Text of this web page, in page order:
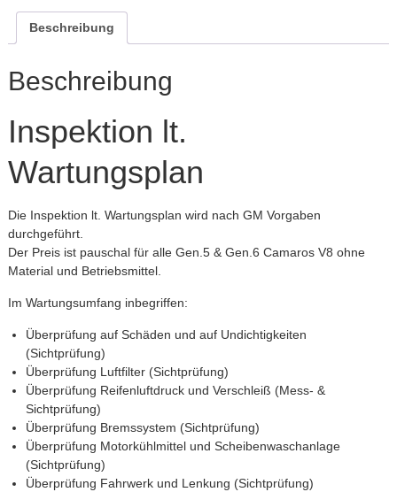
Camaro-
Tuning.com
/
Tuning
simply
best!
Beschreibung
Beschreibung
Inspektion lt.
Wartungsplan
Die Inspektion lt. Wartungsplan wird nach GM Vorgaben
durchgeführt.
Der Preis ist pauschal für alle Gen.5 & Gen.6 Camaros V8 ohne
Material und Betriebsmittel.
Im Wartungsumfang inbegriffen:
Überprüfung auf Schäden und auf Undichtigkeiten
(Sichtprüfung)
Überprüfung Luftfilter (Sichtprüfung)
Überprüfung Reifenluftdruck und Verschleiß (Mess- &
Sichtprüfung)
Überprüfung Bremssystem (Sichtprüfung)
Überprüfung Motorkühlmittel und Scheibenwaschanlage
(Sichtprüfung)
Überprüfung Fahrwerk und Lenkung (Sichtprüfung)